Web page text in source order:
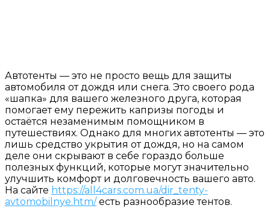
Автотенты — это не просто вещь для защиты
автомобиля от дождя или снега. Это своего рода
«шапка» для вашего железного друга, которая
помогает ему пережить капризы погоды и
остаётся незаменимым помощником в
путешествиях. Однако для многих автотенты — это
лишь средство укрытия от дождя, но на самом
деле они скрывают в себе гораздо больше
полезных функций, которые могут значительно
улучшить комфорт и долговечность вашего авто.
На сайте https://all4cars.com.ua/dir_tenty-
avtomobilnye.htm/есть разнообразие тентов.